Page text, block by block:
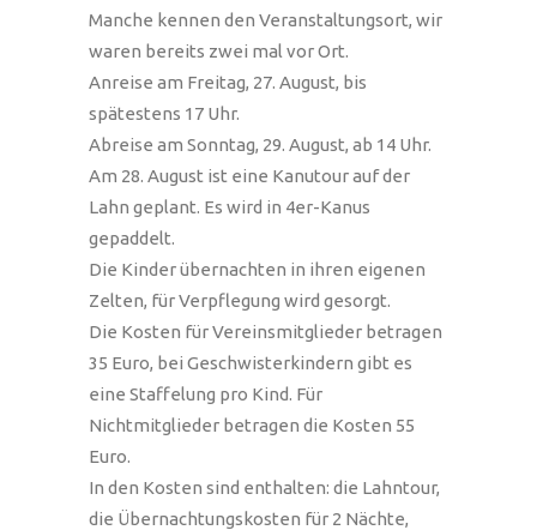
Manche kennen den Veranstaltungsort, wir
waren bereits zwei mal vor Ort.
Anreise am Freitag, 27. August, bis
spätestens 17 Uhr.
Abreise am Sonntag, 29. August, ab 14 Uhr.
Am 28. August ist eine Kanutour auf der
Lahn geplant. Es wird in 4er-Kanus
gepaddelt.
Die Kinder übernachten in ihren eigenen
Zelten, für Verpflegung wird gesorgt.
Die Kosten für Vereinsmitglieder betragen
35 Euro, bei Geschwisterkindern gibt es
eine Staffelung pro Kind. Für
Nichtmitglieder betragen die Kosten 55
Euro.
In den Kosten sind enthalten: die Lahntour,
die Übernachtungskosten für 2 Nächte,